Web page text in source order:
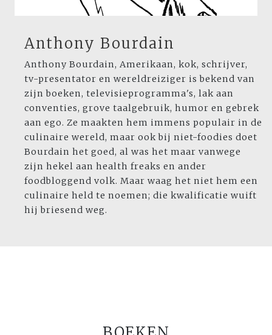
Anthony Bourdain
Anthony Bourdain, Amerikaan, kok, schrijver,
tv-presentator en wereldreiziger is bekend van
zijn boeken, televisieprogramma's, lak aan
conventies, grove taalgebruik, humor en gebrek
aan ego. Ze maakten hem immens populair in de
culinaire wereld, maar ook bij niet-foodies doet
Bourdain het goed, al was het maar vanwege
zijn hekel aan health freaks en ander
foodbloggend volk. Maar waag het niet hem een
culinaire held te noemen; die kwalificatie wuift
hij briesend weg.